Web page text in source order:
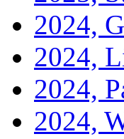
2024,
2024,
2024,
2024,